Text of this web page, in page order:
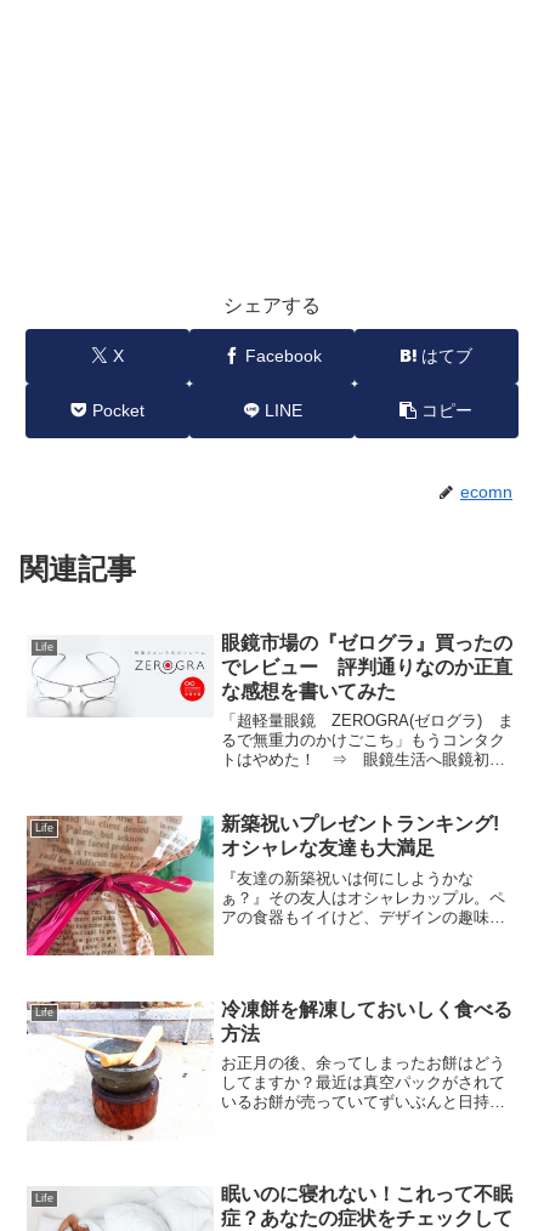
シェアする
X Facebook はてブ
Pocket LINE コピー
ecomn
関連記事
Life
眼鏡市場の『ゼログラ』買ったの
でレビュー 評判通りなのか正直
な感想を書いてみた
「超軽量眼鏡 ZEROGRA(ゼログラ) ま
るで無重力のかけごこち」もうコンタク
トはやめた！ ⇒ 眼鏡生活へ眼鏡初心
を購入しました。使ってみてのレビュー
です。評...
Life
新築祝いプレゼントランキング!
オシャレな友達も大満足
『友達の新築祝いは何にしようかな
ぁ？』その友人はオシャレカップル。ペ
アの食器もイイけど、デザインの趣味が
Life
冷凍餅を解凍しておいしく食べる
方法
お正月の後、余ってしまったお餅はどう
してますか？最近は真空パックがされて
いるお餅が売っていてずいぶんと日持ち
Life
眠いのに寝れない！これって不眠
症？あなたの症状をチェックして